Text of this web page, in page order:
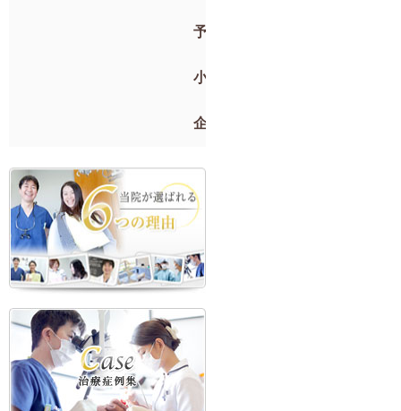
予防歯科
小児歯科
企業検診